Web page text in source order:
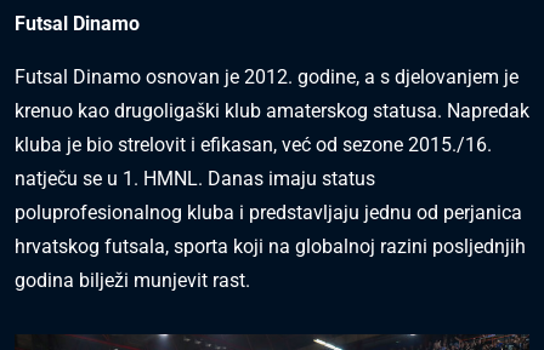
Futsal Dinamo
Futsal Dinamo osnovan je 2012. godine, a s djelovanjem je
krenuo kao drugoligaški klub amaterskog statusa. Napredak
kluba je bio strelovit i efikasan, već od sezone 2015./16.
natječu se u 1. HMNL. Danas imaju status
poluprofesionalnog kluba i predstavljaju jednu od perjanica
hrvatskog futsala, sporta koji na globalnoj razini posljednjih
godina bilježi munjevit rast.